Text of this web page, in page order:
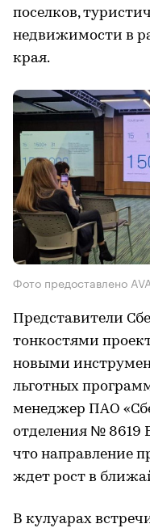
поселков,
недвижимости в
края.
Фото предоставлено
Представители
тонкостями
новыми
льготных
менеджер ПАО
отделения № 8619
что направление
ждет рост в
В кулуарах